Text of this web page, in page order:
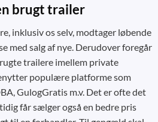
brugt trailer
inklusiv os selv, modtager løbende
med salg af nye. Derudover foregår
trailere imellem private
populære platforme som
GulogGratis m.v. Det er ofte det
får sælger også en bedre pris